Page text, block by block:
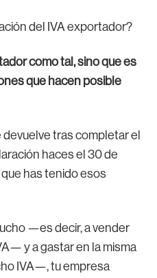
del IVA exportador?
como tal, sino que es
que hacen posible
tras completar el
haces el 30 de
has tenido esos
—es decir, a vender
y a gastar en la misma
IVA—, tu empresa